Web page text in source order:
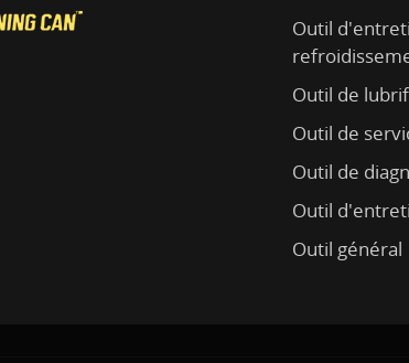
Outil
Outil de
Outil de
Outil de
Outil
Outil général